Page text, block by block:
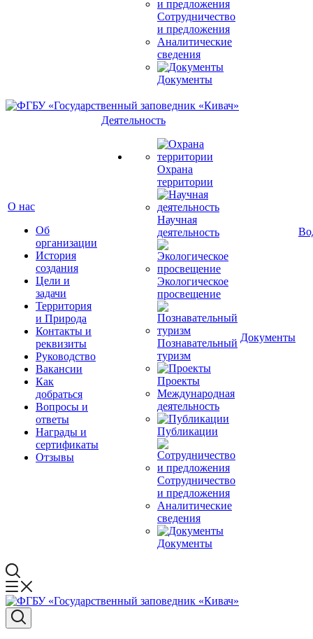
Сотрудничество
и предложения
Аналитические
сведения
Документы
О нас
Об
организации
История
создания
Цели и
задачи
Территория
и Природа
Контакты и
реквизиты
Руководство
Вакансии
Как
добраться
Вопросы и
ответы
Награды и
сертификаты
Отзывы
Деятельность
Охрана
территории
Научная
деятельность
Экологическое
просвещение
Познавательный
туризм
Проекты
Международная
деятельность
Публикации
Сотрудничество
и предложения
Аналитические
сведения
Документы
Документы